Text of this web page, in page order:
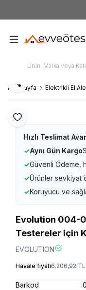
Ana Sayfa Elektrikli El
Favoriye Ekle
Paylaş
Hızlı Teslimat
✓Aynı Gün Kargo
✓Güvenli Ödeme,
✓Ürünler sevkiyat
✓Koruyucu ve
Evolution 004-
Testereler için
EVOLUTION
Havale fiyatı6.206,92 TL
Barkod :